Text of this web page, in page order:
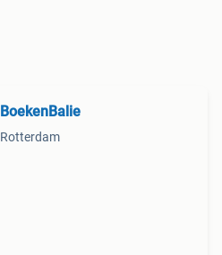
BoekenBalie
Rotterdam